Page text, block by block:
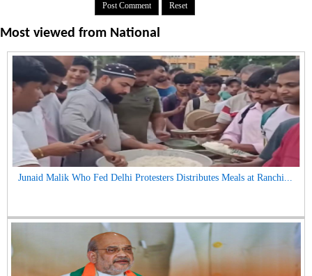
Most viewed from National
Junaid Malik Who Fed Delhi Protesters Distributes Meals at Ranchi...